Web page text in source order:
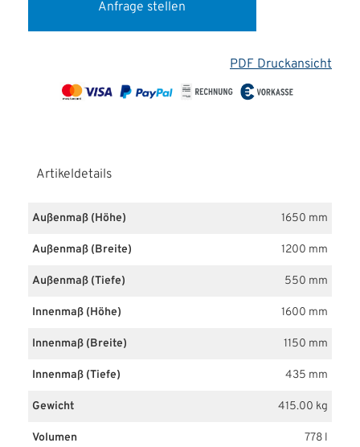
Anfrage stellen
PDF Druckansicht
Artikeldetails
Außenmaß (Höhe) 1650 mm
Außenmaß (Breite) 1200 mm
Außenmaß (Tiefe) 550 mm
Innenmaß (Höhe) 1600 mm
Innenmaß (Breite) 1150 mm
Innenmaß (Tiefe) 435 mm
Gewicht 415.00 kg
Volumen 778 l